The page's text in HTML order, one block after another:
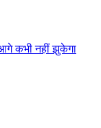
कभी नहीं झुकेगा